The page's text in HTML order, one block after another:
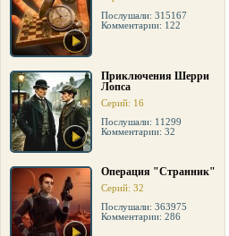
Послушали: 315167
Комментарии: 122
Приключения Шерри
Лопса
Серий: 16
Послушали: 11299
Комментарии: 32
Операция "Странник"
Серий: 32
Послушали: 363975
Комментарии: 286